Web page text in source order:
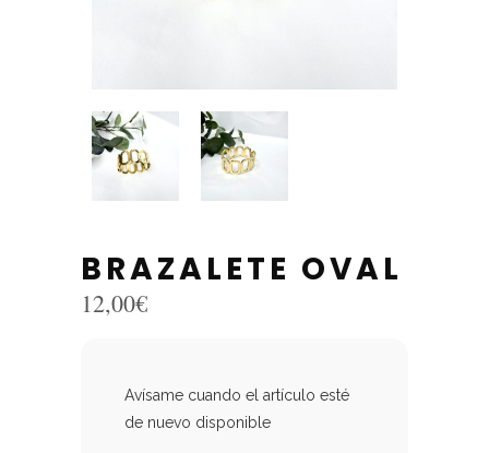
BRAZALETE OVAL
12,00€
Avísame cuando el artículo esté
de nuevo disponible